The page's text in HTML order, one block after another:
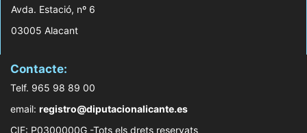
Avda. Estació, nº 6
03005 Alacant
Contacte:
Telf. 965 98 89 00
email: registro@diputacionalicante.es
CIF: P0300000G -Tots els drets reservats